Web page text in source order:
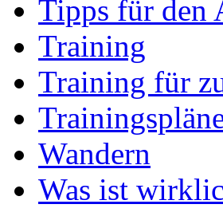
Tipps für den
Training
Training für
Wandern
Was ist